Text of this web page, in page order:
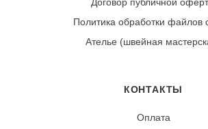
бережной эксплуатации.
Политика обработки файлов
Ателье (швейная
КОНТАКТЫ
Оплата